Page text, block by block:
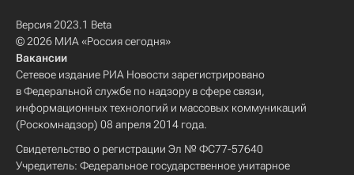
Версия 2023.1 Beta
© 2026 МИА «Россия сегодня»
Вакансии
Сетевое издание РИА Новости зарегистрировано
в Федеральной службе по надзору в сфере связи,
информационных технологий и массовых коммуникаций
(Роскомнадзор) 08 апреля 2014 года.
Свидетельство о регистрации Эл № ФС77-57640
Учредитель: Федеральное государственное унитарное